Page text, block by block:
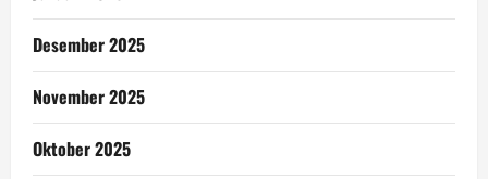
Desember 2025
November 2025
Oktober 2025